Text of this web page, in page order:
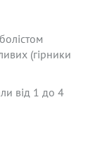
(гірники
від 1 до 4